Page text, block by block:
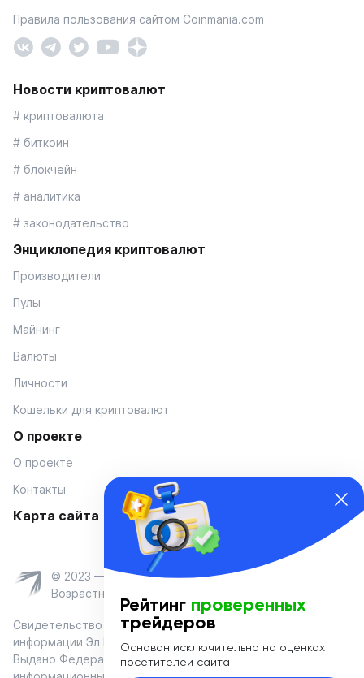
Правила пользования сайтом Coinmania.com
Новости криптовалют
# криптовалюта
# биткоин
# блокчейн
# аналитика
# законодательство
Энциклопедия криптовалют
Производители
Пулы
Майнинг
Валюты
Личности
Кошельки для криптовалют
О проекте
О проекте
Контакты
Карта сайта
© 2023 — Coinmania
Возрастное ограничение 16+
Свидетельство о регистрации средства массовой
информации Эл № ФС 77-74908 от «25» января 2019 г.
Выдано Федеральной службой по надзору в сфере связи,
Рейтинг проверенных
трейдеров
Основан исключительно на оценках
посетителей сайта